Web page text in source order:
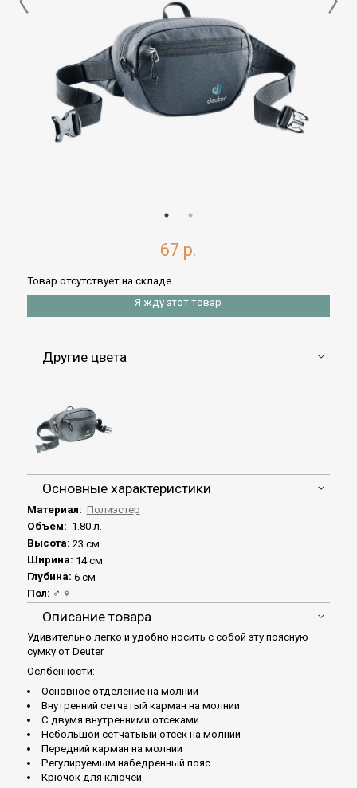
67 р.
Товар отсутствует на складе
Я жду этот товар
Другие цвета
Основные характеристики
Материал: Полиэстер
Объем: 1.80 л.
Высота: 23 см
Ширина: 14 см
Глубина: 6 см
Пол: ♂ ♀
Описание товара
Удивительно легко и удобно носить с собой эту поясную
сумку от Deuter.
Ослбенности:
Основное отделение на молнии
Внутренний сетчатый карман на молнии
С двумя внутренними отсеками
Небольшой сетчатыый отсек на молнии
Передний карман на молнии
Регулируемым набедренный пояс
Крючок для ключей